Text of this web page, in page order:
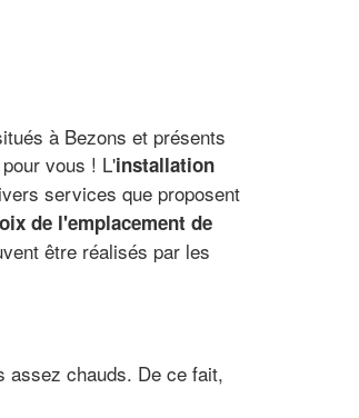
à Bezons et présents
vous ! L'installation
services que proposent
de l'emplacement de
être réalisés par les
assez chauds. De ce fait,